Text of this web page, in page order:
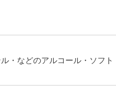
・などのアルコール・ソフト